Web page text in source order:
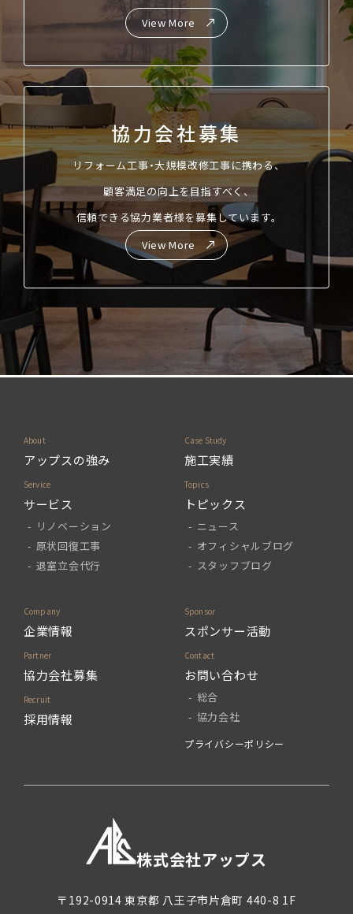
View More
協力会社募集
リフォーム工事・大規模改修工事に携わる、
顧客満足の向上を目指すべく、
信頼できる協力業者様を募集しています。
View More
アップスの強み
サービス
リノベーション
原状回復工事
退室立会代行
施工実績
トピックス
ニュース
オフィシャルブログ
スタッフブログ
企業情報
協力会社募集
採用情報
スポンサー活動
お問い合わせ
総合
協力会社
プライバシーポリシー
株式会社アップス
〒192-0914 東京都 八王子市片倉町 440-8 1F